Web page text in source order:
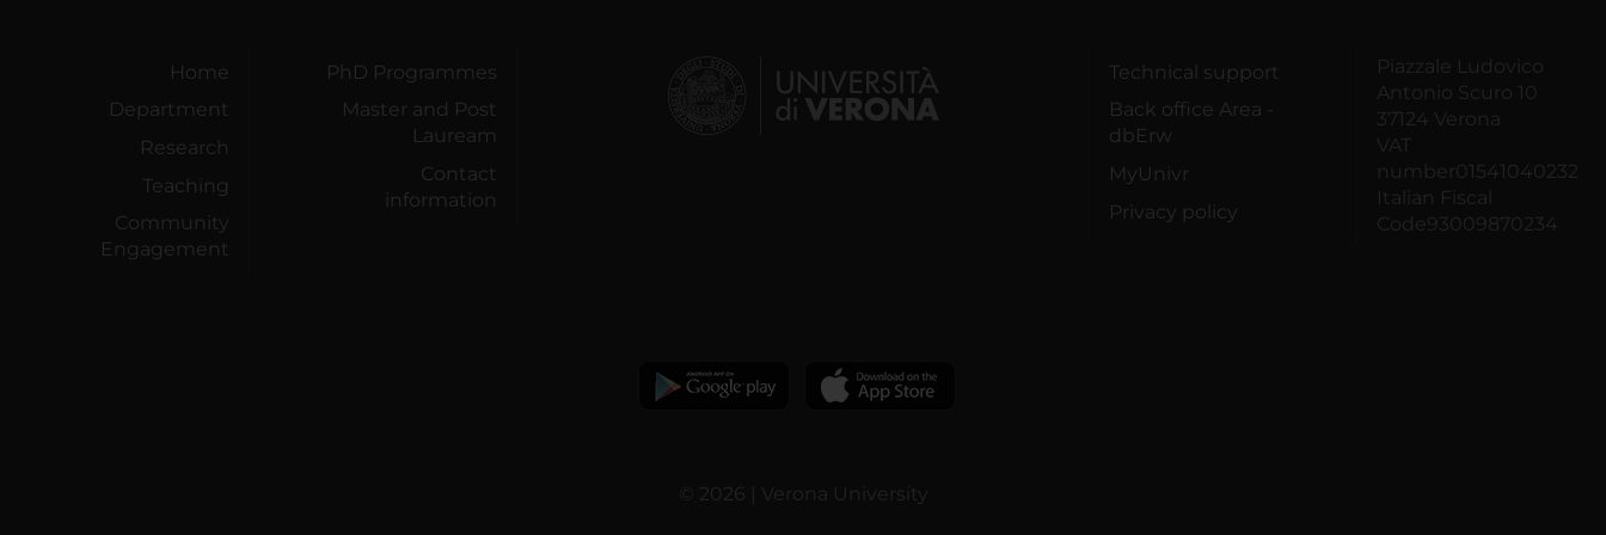
Home
Department
Research
Teaching
Community
Engagement
PhD Programmes
Master and Post
Lauream
Contact
information
Technical support
Back office Area -
dbErw
MyUnivr
Privacy policy
Piazzale Ludovico
Antonio Scuro 10
37124 Verona
VAT
number01541040232
Italian Fiscal
Code93009870234
© 2026 | Verona University